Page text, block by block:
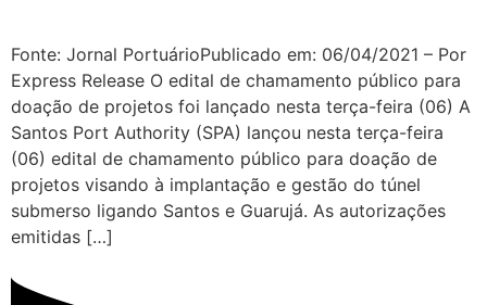
Fonte: Jornal PortuárioPublicado em: 06/04/2021 – Por
Express Release O edital de chamamento público para
doação de projetos foi lançado nesta terça-feira (06) A
Santos Port Authority (SPA) lançou nesta terça-feira
(06) edital de chamamento público para doação de
projetos visando à implantação e gestão do túnel
submerso ligando Santos e Guarujá. As autorizações
emitidas […]